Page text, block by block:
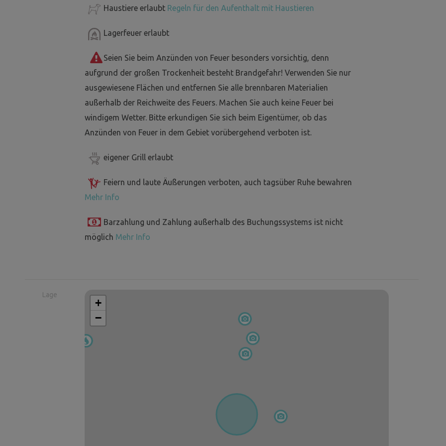
Haustiere erlaubt Regeln für den Aufenthalt mit Haustieren
Lagerfeuer erlaubt
Seien Sie beim Anzünden von Feuer besonders vorsichtig, denn
aufgrund der großen Trockenheit besteht Brandgefahr! Verwenden Sie nur
ausgewiesene Flächen und entfernen Sie alle brennbaren Materialien
außerhalb der Reichweite des Feuers. Machen Sie auch keine Feuer bei
windigem Wetter. Bitte erkundigen Sie sich beim Eigentümer, ob das
Anzünden von Feuer in dem Gebiet vorübergehend verboten ist.
eigener Grill erlaubt
Feiern und laute Äußerungen verboten, auch tagsüber Ruhe bewahren
Mehr Info
Barzahlung und Zahlung außerhalb des Buchungssystems ist nicht
möglich Mehr Info
Lage
+
−